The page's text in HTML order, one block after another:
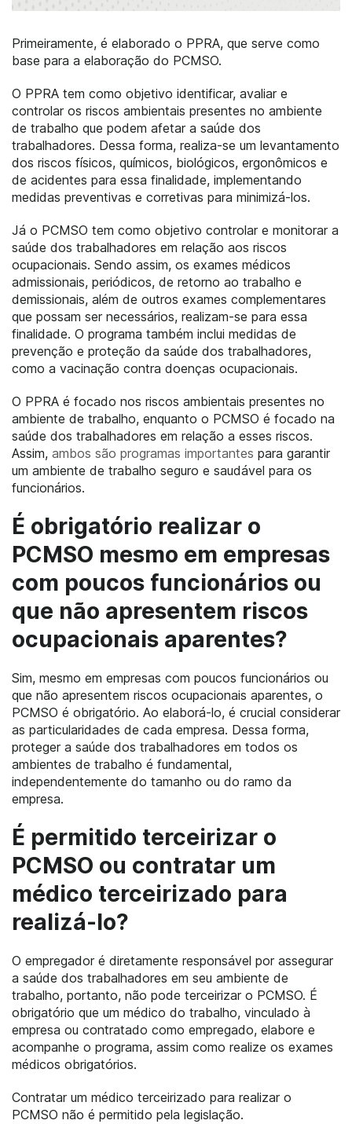
Primeiramente, é elaborado o PPRA, que serve como
base para a elaboração do PCMSO.
O PPRA tem como objetivo identificar, avaliar e
controlar os riscos ambientais presentes no ambiente
de trabalho que podem afetar a saúde dos
trabalhadores. Dessa forma, realiza-se um levantamento
dos riscos físicos, químicos, biológicos, ergonômicos e
de acidentes para essa finalidade, implementando
medidas preventivas e corretivas para minimizá-los.
Já o PCMSO tem como objetivo controlar e monitorar a
saúde dos trabalhadores em relação aos riscos
ocupacionais. Sendo assim, os exames médicos
admissionais, periódicos, de retorno ao trabalho e
demissionais, além de outros exames complementares
que possam ser necessários, realizam-se para essa
finalidade. O programa também inclui medidas de
prevenção e proteção da saúde dos trabalhadores,
como a vacinação contra doenças ocupacionais.
O PPRA é focado nos riscos ambientais presentes no
ambiente de trabalho, enquanto o PCMSO é focado na
saúde dos trabalhadores em relação a esses riscos.
Assim, ambos são programas importantes para garantir
um ambiente de trabalho seguro e saudável para os
funcionários.
É obrigatório realizar o
PCMSO mesmo em empresas
com poucos funcionários ou
que não apresentem riscos
ocupacionais aparentes?
Sim, mesmo em empresas com poucos funcionários ou
que não apresentem riscos ocupacionais aparentes, o
PCMSO é obrigatório. Ao elaborá-lo, é crucial considerar
as particularidades de cada empresa. Dessa forma,
proteger a saúde dos trabalhadores em todos os
ambientes de trabalho é fundamental,
independentemente do tamanho ou do ramo da
empresa.
É permitido terceirizar o
PCMSO ou contratar um
médico terceirizado para
realizá-lo?
O empregador é diretamente responsável por assegurar
a saúde dos trabalhadores em seu ambiente de
trabalho, portanto, não pode terceirizar o PCMSO. É
obrigatório que um médico do trabalho, vinculado à
empresa ou contratado como empregado, elabore e
acompanhe o programa, assim como realize os exames
médicos obrigatórios.
Contratar um médico terceirizado para realizar o
PCMSO não é permitido pela legislação.